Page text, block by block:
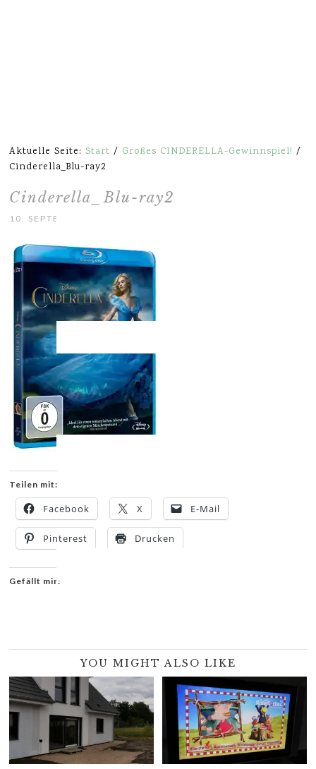
Aktuelle Seite:Start / Großes CINDERELLA-Gewinnspiel! /
Cinderella_Blu-ray2
Cinderella_Blu-ray2
10. SEPTEMBER 2015
Teilen mit:
Facebook X E-Mail
Pinterest Drucken
Gefällt mir:
YOU MIGHT ALSO LIKE